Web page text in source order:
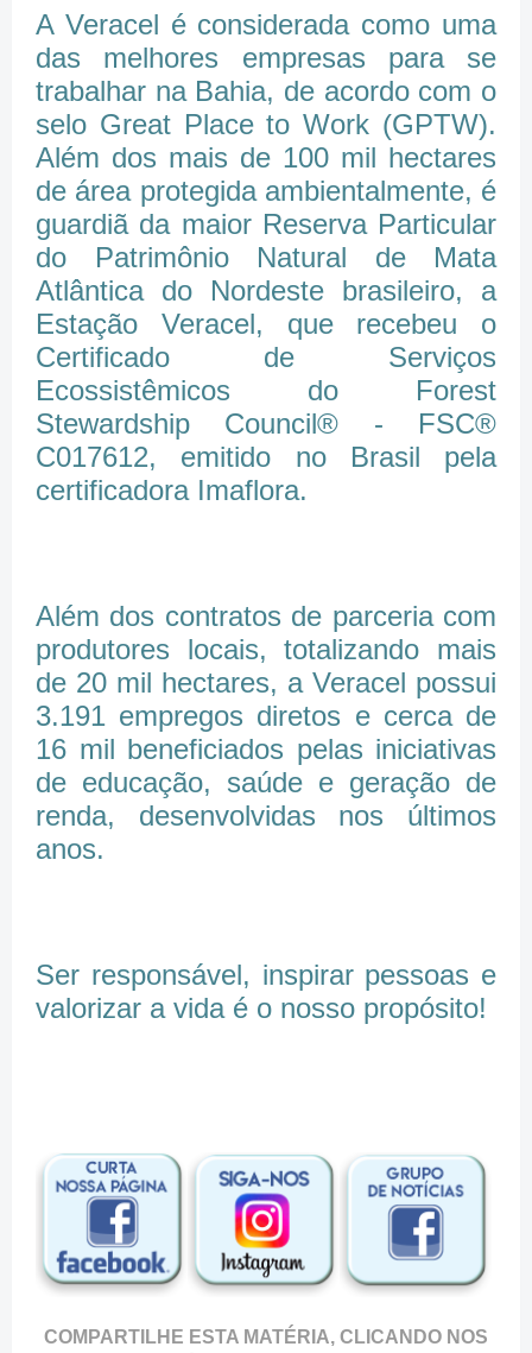
A Veracel é considerada como uma
das melhores empresas para se
trabalhar na Bahia, de acordo com o
selo Great Place to Work (GPTW).
Além dos mais de 100 mil hectares
de área protegida ambientalmente, é
guardiã da maior Reserva Particular
do Patrimônio Natural de Mata
Atlântica do Nordeste brasileiro, a
Estação Veracel, que recebeu o
Certificado de Serviços
Ecossistêmicos do Forest
Stewardship Council® - FSC®
C017612, emitido no Brasil pela
certificadora Imaflora.
Além dos contratos de parceria com
produtores locais, totalizando mais
de 20 mil hectares, a Veracel possui
3.191 empregos diretos e cerca de
16 mil beneficiados pelas iniciativas
de educação, saúde e geração de
renda, desenvolvidas nos últimos
anos.
Ser responsável, inspirar pessoas e
valorizar a vida é o nosso propósito!
COMPARTILHE ESTA MATÉRIA, CLICANDO NOS